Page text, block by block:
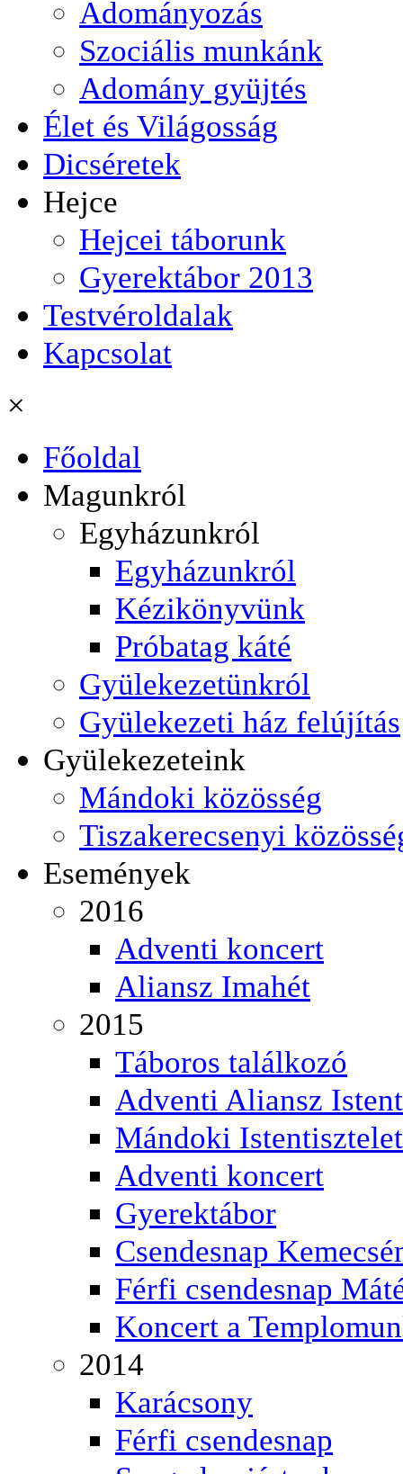
Adományozás
Szociális munkánk
Adomány gyüjtés
Élet és Világosság
Dicséretek
Hejce
Hejcei táborunk
Gyerektábor 2013
Testvéroldalak
Kapcsolat
×
Főoldal
Magunkról
Egyházunkról
Egyházunkról
Kézikönyvünk
Próbatag káté
Gyülekezetünkról
Gyülekezeti ház felújítás
Gyülekezeteink
Mándoki közösség
Tiszakerecsenyi
Események
2016
Adventi koncert
Aliansz Imahét
2015
Táboros találkozó
Adventi Aliansz
Mándoki Istentisztelet
Adventi koncert
Gyerektábor
Csendesnap
Férfi csendesnap
Koncert a
2014
Karácsony
Férfi csendesnap